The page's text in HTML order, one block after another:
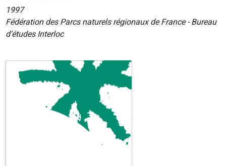
1997
Fédération des Parcs naturels régionaux de France - Bureau
d'études Interloc